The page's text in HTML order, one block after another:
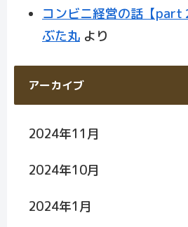
コンビニ経営の話【part
ぶた丸 より
アーカイブ
2024年11月
2024年10月
2024年1月